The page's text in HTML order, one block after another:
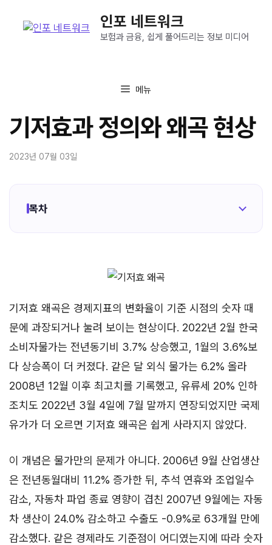
인포 네트워크
보험과 금융, 쉽게 풀어드리는 정보 미디어
메뉴
기저효과 정의와 왜곡 현상
2023년 07월 03일
목차
기저효 왜곡은 경제지표의 변화율이 기준 시점의 숫자 때
문에 과장되거나 눌려 보이는 현상이다. 2022년 2월 한국
소비자물가는 전년동기비 3.7% 상승했고, 1월의 3.6%보
다 상승폭이 더 커졌다. 같은 달 외식 물가는 6.2% 올라
2008년 12월 이후 최고치를 기록했고, 유류세 20% 인하
조치도 2022년 3월 4일에 7월 말까지 연장되었지만 국제
유가가 더 오르면 기저효 왜곡은 쉽게 사라지지 않았다.
이 개념은 물가만의 문제가 아니다. 2006년 9월 산업생산
은 전년동월대비 11.2% 증가한 뒤, 추석 연휴와 조업일수
감소, 자동차 파업 종료 영향이 겹친 2007년 9월에는 자동
차 생산이 24.0% 감소하고 수출도 -0.9%로 63개월 만에
감소했다. 같은 경제라도 기준점이 어디였는지에 따라 숫자